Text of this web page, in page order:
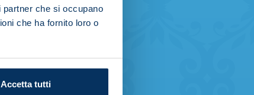
che si occupano
che ha fornito loro o
Accetta tutti